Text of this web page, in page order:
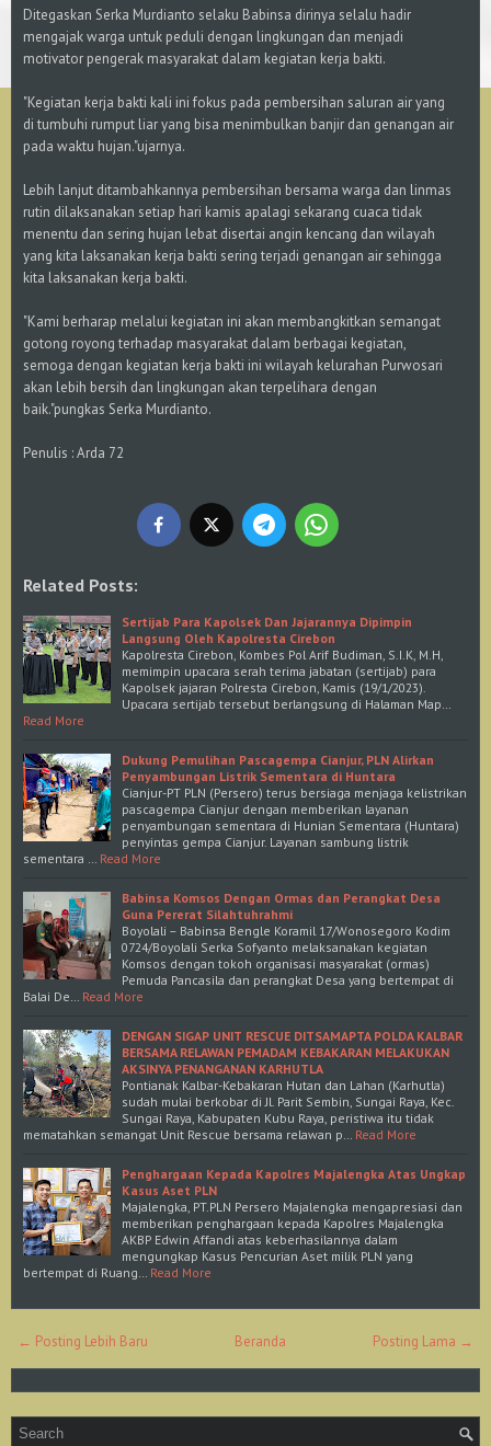
Ditegaskan Serka Murdianto selaku Babinsa dirinya selalu hadir
mengajak warga untuk peduli dengan lingkungan dan menjadi
motivator pengerak masyarakat dalam kegiatan kerja bakti.
"Kegiatan kerja bakti kali ini fokus pada pembersihan saluran air yang
di tumbuhi rumput liar yang bisa menimbulkan banjir dan genangan air
pada waktu hujan."ujarnya.
Lebih lanjut ditambahkannya pembersihan bersama warga dan linmas
rutin dilaksanakan setiap hari kamis apalagi sekarang cuaca tidak
menentu dan sering hujan lebat disertai angin kencang dan wilayah
yang kita laksanakan kerja bakti sering terjadi genangan air sehingga
kita laksanakan kerja bakti.
"Kami berharap melalui kegiatan ini akan membangkitkan semangat
gotong royong terhadap masyarakat dalam berbagai kegiatan,
semoga dengan kegiatan kerja bakti ini wilayah kelurahan Purwosari
akan lebih bersih dan lingkungan akan terpelihara dengan
baik."pungkas Serka Murdianto.
Penulis : Arda 72
Related Posts:
Sertijab Para Kapolsek Dan Jajarannya Dipimpin
Langsung Oleh Kapolresta Cirebon
Kapolresta Cirebon, Kombes Pol Arif Budiman, S.I.K, M.H,
memimpin upacara serah terima jabatan (sertijab) para
Kapolsek jajaran Polresta Cirebon, Kamis (19/1/2023).
Upacara sertijab tersebut berlangsung di Halaman Map…
Read More
Dukung Pemulihan Pascagempa Cianjur, PLN Alirkan
Penyambungan Listrik Sementara di Huntara
Cianjur-PT PLN (Persero) terus bersiaga menjaga kelistrikan
pascagempa Cianjur dengan memberikan layanan
penyambungan sementara di Hunian Sementara (Huntara)
penyintas gempa Cianjur. Layanan sambung listrik
sementara … Read More
Babinsa Komsos Dengan Ormas dan Perangkat Desa
Guna Pererat Silahtuhrahmi
Boyolali – Babinsa Bengle Koramil 17/Wonosegoro Kodim
0724/Boyolali Serka Sofyanto melaksanakan kegiatan
Komsos dengan tokoh organisasi masyarakat (ormas)
Pemuda Pancasila dan perangkat Desa yang bertempat di
Balai De… Read More
DENGAN SIGAP UNIT RESCUE DITSAMAPTA POLDA KALBAR
BERSAMA RELAWAN PEMADAM KEBAKARAN MELAKUKAN
AKSINYA PENANGANAN KARHUTLA
Pontianak Kalbar-Kebakaran Hutan dan Lahan (Karhutla)
sudah mulai berkobar di Jl. Parit Sembin, Sungai Raya, Kec.
Sungai Raya, Kabupaten Kubu Raya, peristiwa itu tidak
mematahkan semangat Unit Rescue bersama relawan p… Read More
Penghargaan Kepada Kapolres Majalengka Atas Ungkap
Kasus Aset PLN
Majalengka, PT.PLN Persero Majalengka mengapresiasi dan
memberikan penghargaan kepada Kapolres Majalengka
AKBP Edwin Affandi atas keberhasilannya dalam
mengungkap Kasus Pencurian Aset milik PLN yang
bertempat di Ruang… Read More
← Posting Lebih Baru Posting Lama →
Beranda